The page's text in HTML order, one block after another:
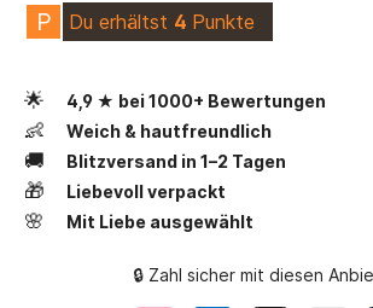
P Du erhältst 4 Punkte
🌟 4,9 ★ bei 1000+ Bewertungen
👶 Weich & hautfreundlich
🚚 Blitzversand in 1–2 Tagen
🎁 Liebevoll verpackt
🌸 Mit Liebe ausgewählt
🔒 Zahl sicher mit diesen